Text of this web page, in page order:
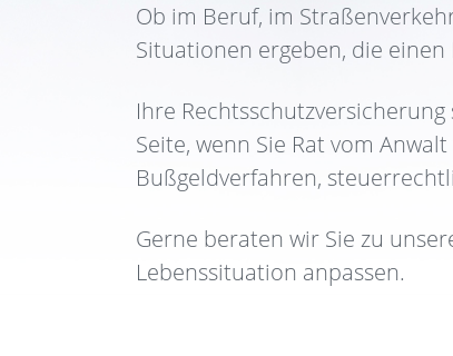
Ob im Beruf, im
Situationen ergeben, die
Ihre
Seite, wenn Sie Rat vom
Bußgeldverfahren,
Gerne beraten wir Sie zu
Lebenssituation anpassen.